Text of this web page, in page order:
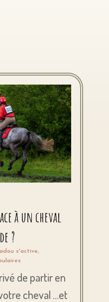
à un cheval
?
s'active,
de partir en
cheval …et